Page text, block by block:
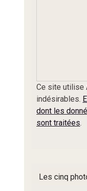
Ce site utilise
indésirables.
dont les
sont traitées.
Les cinq